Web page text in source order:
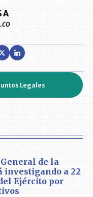
Legales
de la
investigando a 22
Ejército por